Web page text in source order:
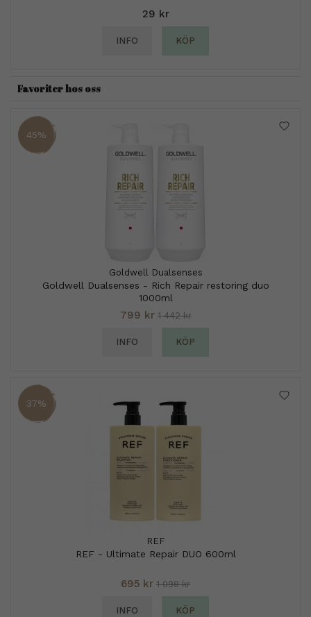
29 kr
INFO KÖP
Favoriter hos oss
45%
Goldwell Dualsenses
Goldwell Dualsenses - Rich Repair restoring duo
1000ml
799 kr 1 442 kr
INFO KÖP
37%
REF
REF - Ultimate Repair DUO 600ml
695 kr 1 098 kr
INFO KÖP